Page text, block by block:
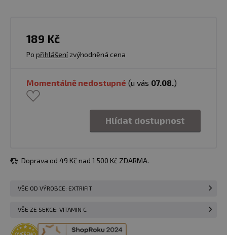
189 Kč
Po přihlášenízvýhodněná cena
Momentálně nedostupné (u vás 07.08.)
Hlídat dostupnost
Doprava od 49 Kč nad 1 500 Kč ZDARMA.
VŠE OD VÝROBCE: EXTRIFIT
VŠE ZE SEKCE: VITAMIN C